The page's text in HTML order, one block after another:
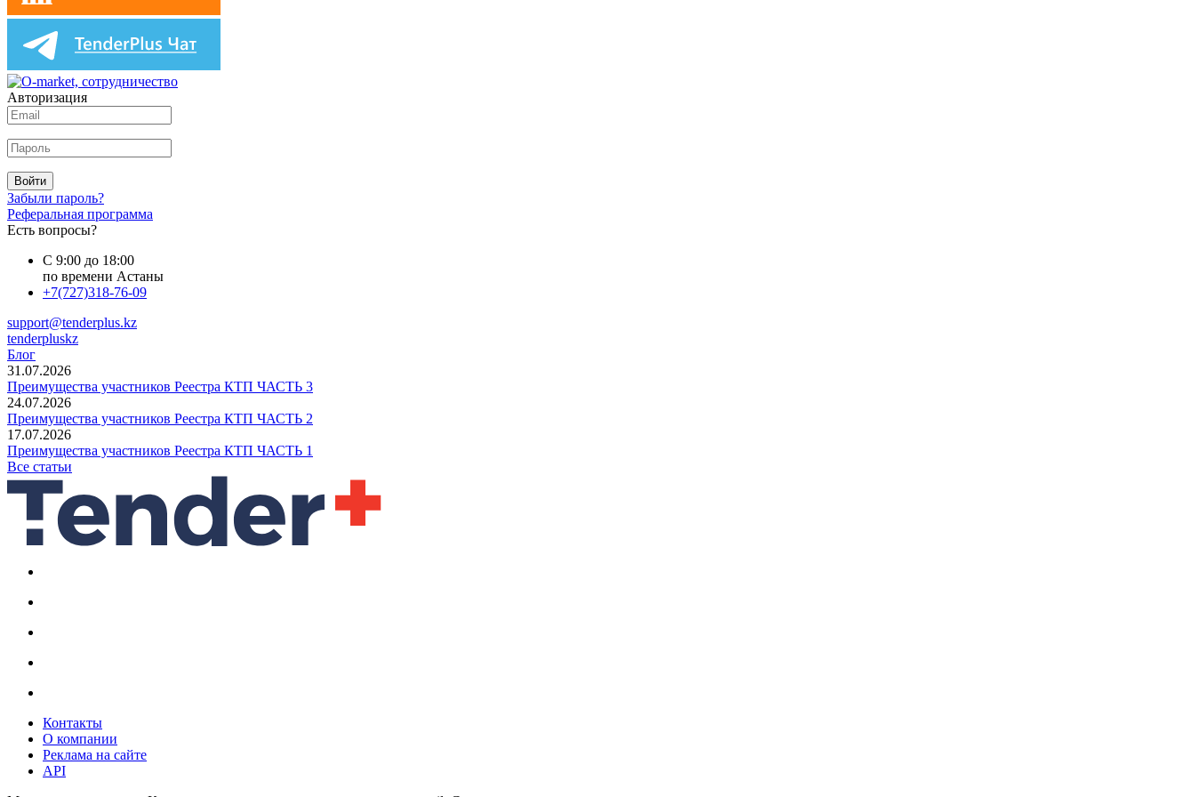
Авторизация
Войти
Забыли пароль?
Реферальная программа
Есть вопросы?
С 9:00 до 18:00
по времени Астаны
+7(727)318-76-09
support@tenderplus.kz
tenderpluskz
Блог
31.07.2026
Преимущества участников Реестра КТП ЧАСТЬ 3
24.07.2026
Преимущества участников Реестра КТП ЧАСТЬ 2
17.07.2026
Преимущества участников Реестра КТП ЧАСТЬ 1
Все статьи
Контакты
О компании
Реклама на сайте
API